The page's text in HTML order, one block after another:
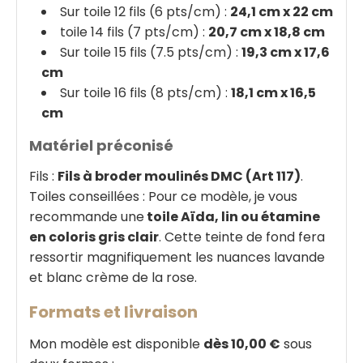
Sur toile 12 fils (6 pts/cm) : 24,1 cm x 22 cm
toile 14 fils (7 pts/cm) : 20,7 cm x 18,8 cm
Sur toile 15 fils (7.5 pts/cm) : 19,3 cm x 17,6
cm
Sur toile 16 fils (8 pts/cm) : 18,1 cm x 16,5
cm
Matériel préconisé
Fils : Fils à broder moulinés DMC (Art 117).
Toiles conseillées : Pour ce modèle, je vous
recommande unetoile Aïda, lin ou étamine
en coloris gris clair. Cette teinte de fond fera
ressortir magnifiquement les nuances lavande
et blanc crème de la rose.
Formats et livraison
Mon modèle est disponible dès 10,00 € sous